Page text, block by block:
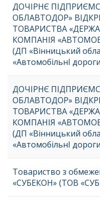
ДОЧІРНЄ
ОБЛАВТОДОР»
ТОВАРИСТВА
КОМПАНІЯ
(ДП «Вінницький
«АвтомобільнІ
ДОЧІРНЄ
ОБЛАВТОДОР»
ТОВАРИСТВА
КОМПАНІЯ
(ДП «Вінницький
«АвтомобільнІ
Товариство з
«СУБЕКОН» (ТОВ